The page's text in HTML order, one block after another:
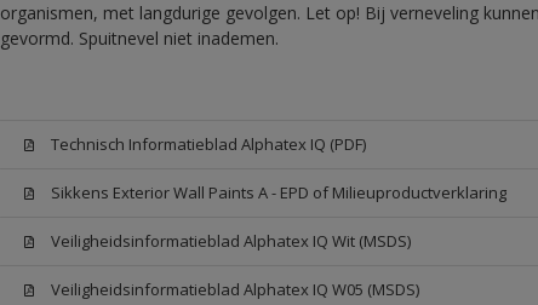
organismen, met langdurige gevolgen. Let op! Bij verneveling
gevormd. Spuitnevel niet inademen.
Technisch Informatieblad Alphatex IQ (PDF)
Sikkens Exterior Wall Paints A - EPD of Milieuproductverklaring
Veiligheidsinformatieblad Alphatex IQ Wit (MSDS)
Veiligheidsinformatieblad Alphatex IQ W05 (MSDS)